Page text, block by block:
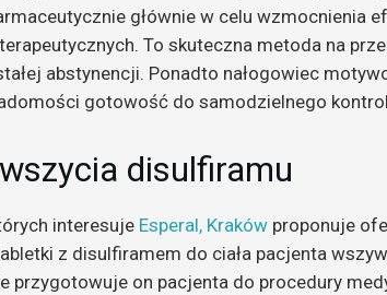
głównie w celu wzmocnienia
To skuteczna metoda na
abstynencji. Ponadto nałogowiec
gotowość do samodzielnego
disulfiramu
interesuje Esperal, Kraków proponuje
z disulfiramem do ciała pacjenta
przygotowuje on pacjenta do procedury